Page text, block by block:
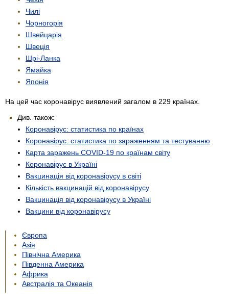
Чилі
Чорногорія
Швейцарія
Швеція
Шрі-Ланка
Ямайка
Японія
На цей час коронавірус виявлений загалом в 229 країнах.
Див. також:
Коронавірус: статистика по країнах
Коронавірус: статистика по зараженням та тестуванню
Карта заражень COVID-19 по країнам світу
Коронавірус в Україні
Вакцинація від коронавірусу в світі
Кількість вакцинацій від коронавірусу
Вакцинація від коронавірусу в Україні
Вакцини від коронавірусу
Європа
Азія
Північна Америка
Південна Америка
Африка
Австралія та Океанія